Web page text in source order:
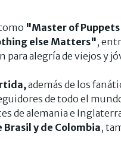
"Master of
else Matters",
para alegría de viejos y
además de los
de todo el
de alemania e
Brasil y de Colombia,